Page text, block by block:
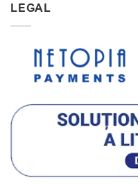
LEGAL